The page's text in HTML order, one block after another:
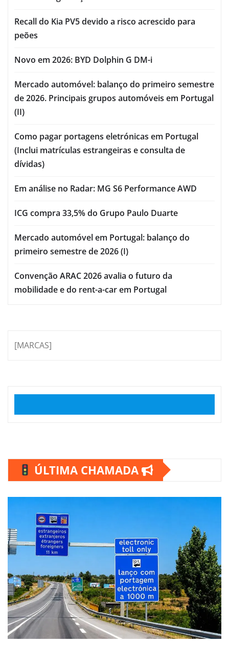
Recall do Kia PV5 devido a risco acrescido para
peões
Novo em 2026: BYD Dolphin G DM-i
Mercado automóvel: balanço do primeiro semestre
de 2026. Principais grupos automóveis em Portugal
(II)
Como pagar portagens eletrónicas em Portugal
(Inclui matrículas estrangeiras e consulta de
dívidas)
Em análise no Radar: MG S6 Performance AWD
ICG compra 33,5% do Grupo Paulo Duarte
Mercado automóvel em Portugal: balanço do
primeiro semestre de 2026 (I)
Convenção ARAC 2026 avalia o futuro da
mobilidade e do rent-a-car em Portugal
[MARCAS]
ÚLTIMA CHAMADA